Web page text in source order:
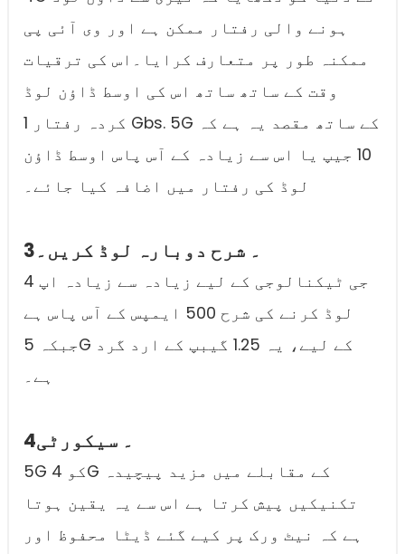
ہونے والی رفتار ممکن ہے اور وی آئی پی
ممکنہ طور پر متعارف کرایا۔اس کی ترقیات
وقت کے ساتھ ساتھ اس کی اوسط ڈاؤن لوڈ
کردہ رفتار 1 Gbs. 5G کے ساتھ مقصد یہ ہے کہ
10 جیپ یا اس سے زیادہ کے آس پاس اوسط ڈاؤن
لوڈ کی رفتار میں اضافہ کیا جائے۔
3۔ شرح دوبارہ لوڈ کریں۔
4 جی ٹیکنالوجی کے لیے زیادہ سے زیادہ اپ
لوڈ کرنے کی شرح 500 ایمپس کے آس پاس ہے
جبکہ 5G کے لیے، یہ 1.25 گیبپ کے ارد گرد
ہے۔
4۔ سیکورٹی
5G کو 4G کے مقابلے میں مزید پیچیدہ
تکنیکیں پیش کرتا ہے اس سے یہ یقین ہوتا
ہے کہ نیٹ ورک پر کیے گئے ڈیٹا محفوظ اور